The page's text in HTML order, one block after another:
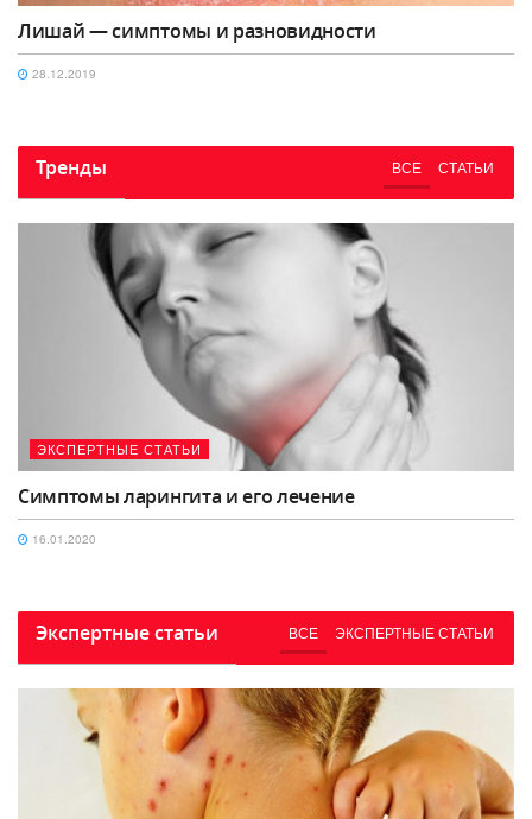
Лишай — симптомы и разновидности
28.12.2019
Тренды ВСЕ СТАТЬИ
ЭКСПЕРТНЫЕ СТАТЬИ
Симптомы ларингита и его лечение
16.01.2020
Экспертные статьи ВСЕ ЭКСПЕРТНЫЕ СТАТЬИ